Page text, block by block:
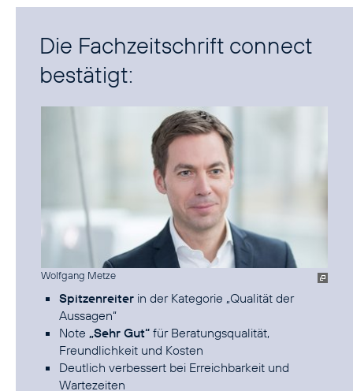
Die Fachzeitschrift connect
bestätigt:
Wolfgang Metze
Spitzenreiter in der Kategorie „Qualität der
Aussagen“
Note „Sehr Gut“ für Beratungsqualität,
Freundlichkeit und Kosten
Deutlich verbessert bei Erreichbarkeit und
Wartezeiten